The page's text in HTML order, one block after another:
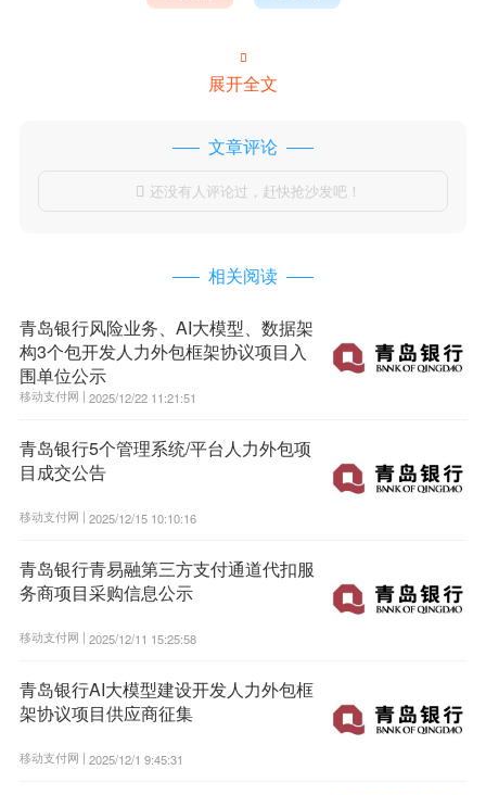

展开全文
文章评论
 还没有人评论过，赶快抢沙发吧！
相关阅读
青岛银行风险业务、AI大模型、数据架
构3个包开发人力外包框架协议项目入
围单位公示
移动支付网 | 2025/12/22 11:21:51
青岛银行5个管理系统/平台人力外包项
目成交公告
移动支付网 | 2025/12/15 10:10:16
青岛银行青易融第三方支付通道代扣服
务商项目采购信息公示
移动支付网 | 2025/12/11 15:25:58
青岛银行AI大模型建设开发人力外包框
架协议项目供应商征集
移动支付网 | 2025/12/1 9:45:31